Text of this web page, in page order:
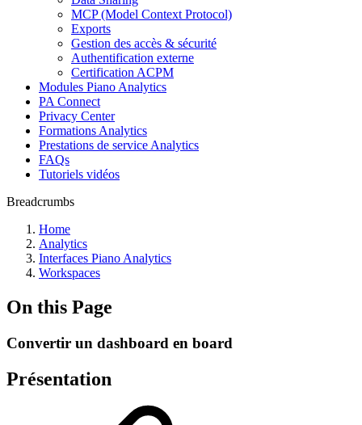
MCP (Model Context Protocol)
Exports
Gestion des accès & sécurité
Authentification externe
Certification ACPM
Modules Piano Analytics
PA Connect
Privacy Center
Formations Analytics
Prestations de service Analytics
FAQs
Tutoriels vidéos
Breadcrumbs
Home
Analytics
Interfaces Piano Analytics
Workspaces
On this Page
Convertir un dashboard en board
Présentation